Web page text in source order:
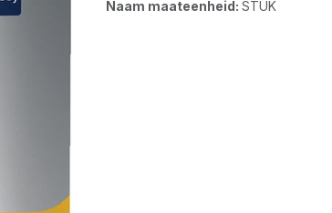
Naam maateenheid: STUK